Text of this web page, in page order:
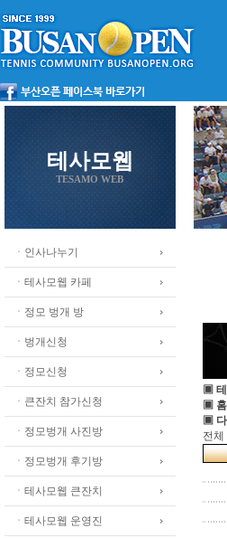
테사모웹
TESAMO WEB
ㆍ인사나누기
ㆍ테사모웹 카페
ㆍ정모 벙개 방
ㆍ벙개신청
ㆍ정모신청
ㆍ큰잔치 참가신청
ㆍ정모벙개 사진방
ㆍ정모벙개 후기방
ㆍ테사모웹 큰잔치
ㆍ테사모웹 운영진
▣ 테
▣ 홈
▣ 다
전체